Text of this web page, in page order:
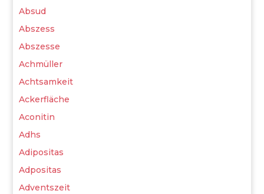
Absud
Abszess
Abszesse
Achmüller
Achtsamkeit
Ackerfläche
Aconitin
Adhs
Adipositas
Adpositas
Adventszeit